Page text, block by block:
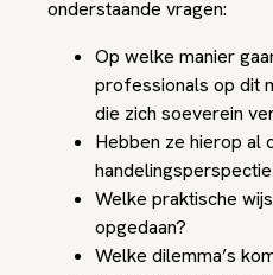
onderstaande vragen:
Op welke manier
professionals op dit
die zich soeverein
Hebben ze hierop al
Welke praktische
opgedaan?
Welke dilemma’s